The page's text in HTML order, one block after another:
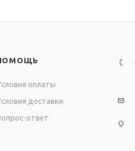
оплаты
доставки
ответ